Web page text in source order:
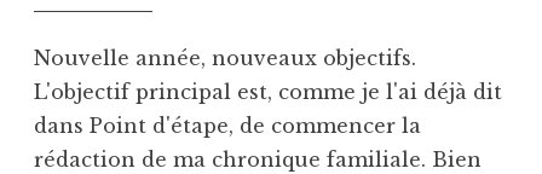
n
s
n
c
a
o
n
q
u
e
Nouvelle année, nouveaux objectifs.
L'objectif principal est, comme je l'ai déjà dit
dans Point d'étape, de commencer la
rédaction de ma chronique familiale. Bien